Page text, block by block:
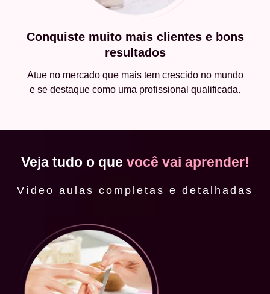
Conquiste muito mais clientes e bons
resultados
Atue no mercado que mais tem crescido no mundo
e se destaque como uma profissional qualificada.
Veja tudo o que você vai aprender!
Vídeo aulas completas e detalhadas